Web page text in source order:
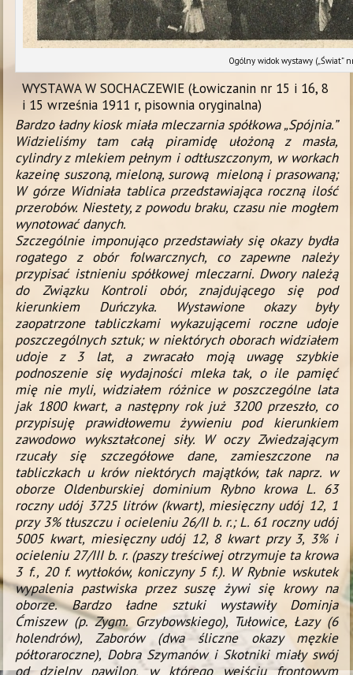
Ogólny widok wystawy („Świat”
WYSTAWA W SOCHACZEWIE (Łowiczanin nr 15 i 16, 8
i 15 września 1911 r, pisownia oryginalna)
Bardzo ła­dny kiosk miała mleczarnia spółkowa „Spójnia.”
Widzieliśmy tam całą piramidę ułożoną z masła,
cylindry z mlekiem pełnym i odtłuszczonym, w workach
kazeinę suszoną, mieloną, surową mieloną i prasowaną;
W górze Widniała tablica przedstawiająca roczną ilość
przerobów. Niestety, z powodu braku, czasu nie mogłem
wynotować danych.
Szczególnie imponująco przedstawiały się okazy bydła
rogatego z obór folwarcznych, co zapewne należy
przypisać istnieniu spółkowej mleczarni. Dwory należą
do Związku Kontroli obór, znajdującego się pod
kierunkiem Duńczyka.
Wystawione okazy były
zaopatrzone tabliczkami wykazującemi roczne udoje
poszczególnych sztuk; w niektórych oborach widziałem
udoje z 3 lat, a zwracało moją uwagę szybkie
podnoszenie się wydajności mleka tak, o ile pamięć
mię nie myli, widziałem różnice w poszczególne lata
jak 1800 kwart, a następny rok już 3200 przeszło, co
przypisuję prawidłowemu żywieniu pod kierunkiem
zawodowo wykształconej siły.
W oczy Zwiedzającym
rzucały się szczegółowe dane, zamieszczone na
tabliczkach u krów niektórych majątków, tak naprz. w
oborze Oldenburskiej dominium Rybno krowa L. 63
roczny udój 3725 litrów (kwart), miesięczny udój 12, 1
przy3% tłuszczu i ocieleniu 26/II b. r.; L. 61 roczny udój
5005 kwart, miesięczny udój 12, 8 kwart przy 3, 3% i
ocieleniu 27/III b. r. (paszy treściwej otrzymuje ta krowa
3 f., 20 f. wytłoków, koniczyny 5 f.). W Rybnie wskutek
wypalenia pastwiska przez suszę żywi się krowy na
oborze. Bardzo ładne sztuki wystawiły Dominja
Ćmiszew (p. Zygm. Grzybowskiego), Tułowice, Łazy (6
holendrów), Zaborów (dwa śliczne okazy męzkie
półtoraroczne), Dobra Szymanów i Skotniki miały swój
od dzielny pawilon, w którego wejściu frontowym